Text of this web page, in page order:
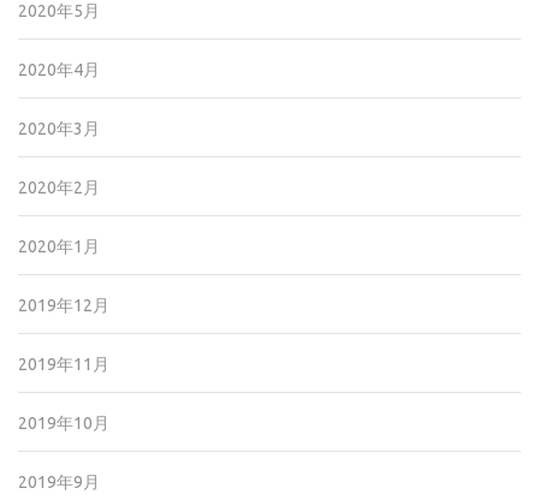
2020年5月
2020年4月
2020年3月
2020年2月
2020年1月
2019年12月
2019年11月
2019年10月
2019年9月